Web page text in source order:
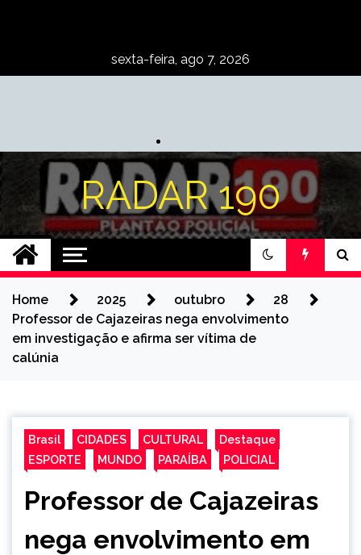
sexta-feira, ago 7, 2026
RADAR 190
Home 2025 outubro
28
Professor de Cajazeiras nega envolvimento
em investigação e afirma ser vítima de
calúnia
Brasil CIDADES CULTURAL
Destaque
ESPORTE
MUNDO PARAÍBA POLICIAL
Professor de Cajazeiras
nega envolvimento em